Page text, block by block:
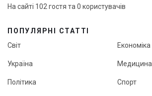
На сайті 102 гостя та 0 користувачів
ПОПУЛЯРНІ СТАТТІ
Світ
Україна
Політика
Економіка
Медицина
Спорт